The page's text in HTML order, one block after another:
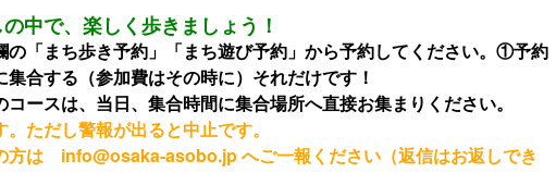
中で、楽しく歩きましょう！
の「まち歩き予約」「まち遊び予約」から予約してください。①予約
合する（参加費はその時に）それだけです！
コースは、当日、集合時間に集合場所へ直接お集まりください。
ただし警報が出ると中止です。
方は info@osaka-asobo.jp へご一報ください（返信はお返しでき